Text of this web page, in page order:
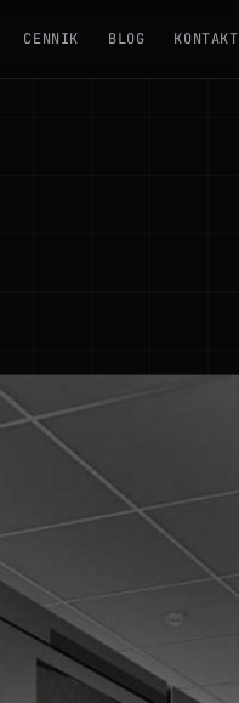
CENNIK BLOG KONTAKT